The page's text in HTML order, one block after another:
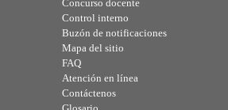
Concurso docente
Control interno
Buzón de notificaciones
Mapa del sitio
FAQ
Atención en línea
Contáctenos